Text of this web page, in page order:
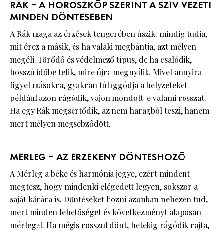
RÁK – A HOROSZKÓP SZERINT A SZÍV VEZETI
MINDEN DÖNTÉSÉBEN
A Rák maga az érzések tengerében úszik: mindig tudja,
mit érez a másik, és ha valaki megbántja, azt mélyen
megéli. Törődő és védelmező típus, de ha csalódik,
hosszú időbe telik, mire újra megnyílik. Mivel annyira
figyel másokra, gyakran túlaggódja a helyzeteket –
például azon rágódik, vajon mondott-e valami rosszat.
Ha egy Rák megsértődik, az nem haragból teszi, hanem
mert mélyen megsebződött.
MÉRLEG – AZ ÉRZÉKENY DÖNTÉSHOZÓ
A Mérleg a béke és harmónia jegye, ezért mindent
megtesz, hogy mindenki elégedett legyen, sokszor a
saját kárára is. Döntéseket hozni azonban nehezen tud,
mert minden lehetőséget és következményt alaposan
mérlegel. Ha mégis rosszul dönt, hetekig rágódik rajta,